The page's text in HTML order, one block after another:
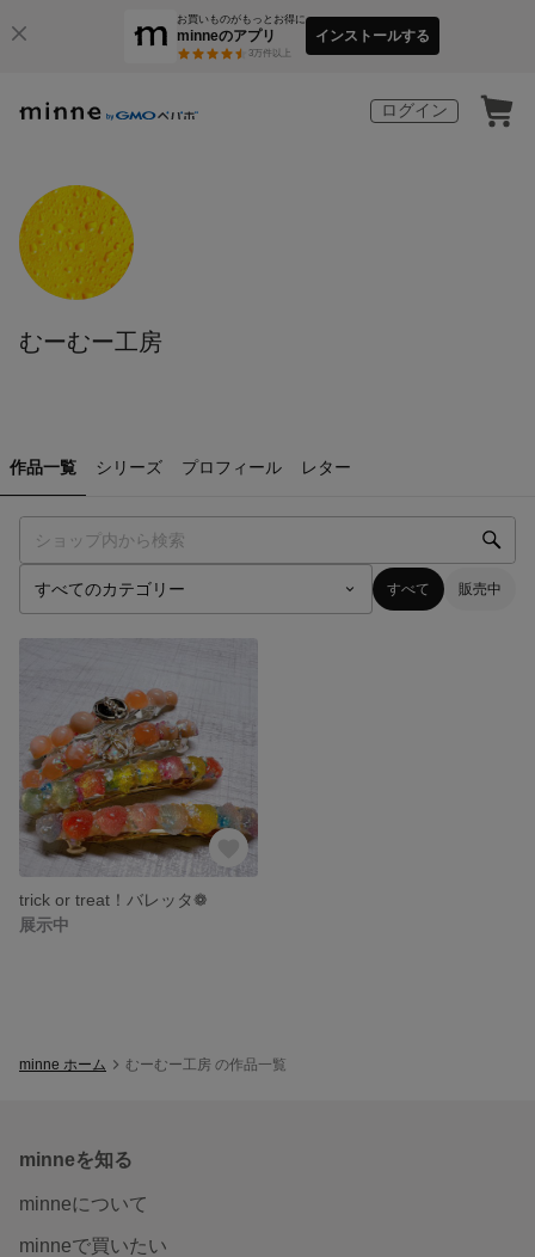
お買いものがもっとお得に
minneのアプリ
3万件以上
インストールする
ログイン
むーむー工房
作品一覧 シリーズ プロフィール レター
すべて 販売中
trick or treat！バレッタ❁
展示中
minne ホーム むーむー工房 の作品一覧
minneを知る
minneについて
minneで買いたい